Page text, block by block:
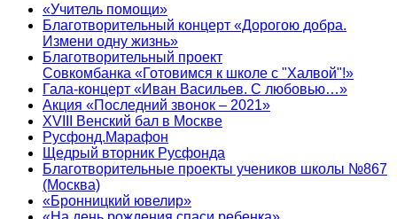
«Учитель помощи»
Благотворительный концерт «Дорогою добра.
Измени одну жизнь»
Благотворительный проект
Совкомбанка «Готовимся к школе с "Халвой"!»
Гала-концерт «Иван Васильев. С любовью…»
Акция «Последний звонок – 2021»
XVIII Венский бал в Москве
Русфонд.Марафон
Щедрый вторник Русфонда
Благотворительные проекты учеников школы №867
(Москва)
«Бронницкий ювелир»